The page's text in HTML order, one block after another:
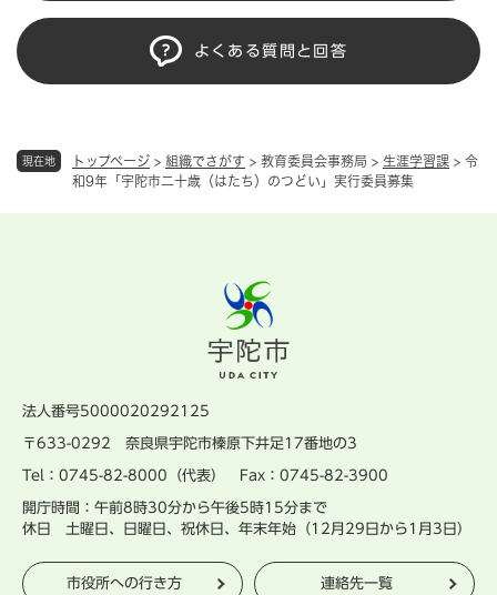
現在地 トップページ > 組織でさがす > 教育委員会事務局 > 生涯学習課 > 令
和9年「宇陀市二十歳（はたち）のつどい」実行委員募集
よくある質問と回答
法人番号5000020292125
〒633-0292 奈良県宇陀市榛原下井足17番地の3
Tel：0745-82-8000（代表） Fax：0745-82-3900
開庁時間：午前8時30分から午後5時15分まで
休日 土曜日、日曜日、祝休日、年末年始（12月29日から1月3日）
市役所への行き方 連絡先一覧